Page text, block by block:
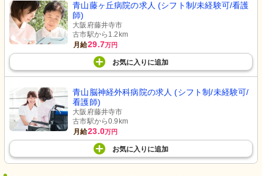
青山藤ヶ丘病院の求人 (シフト制/未経験可/看護
師)
大阪府藤井寺市
古市駅から1.2km
月給29.7万円
お気に入り に追加
青山脳神経外科病院の求人 (シフト制/未経験可/
看護師)
大阪府藤井寺市
古市駅から0.9km
月給23.0万円
お気に入り に追加